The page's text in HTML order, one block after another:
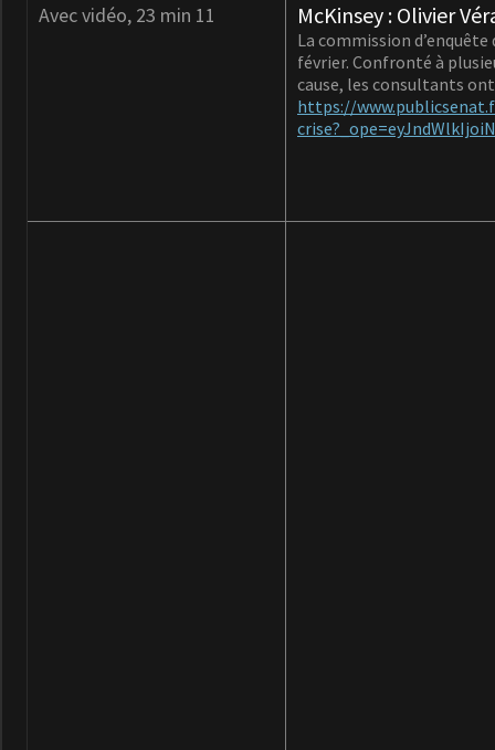
Avec vidéo, 23 min 11 McKinsey : Olivier
La commission
février. Confronté à
cause, les consultants
https://